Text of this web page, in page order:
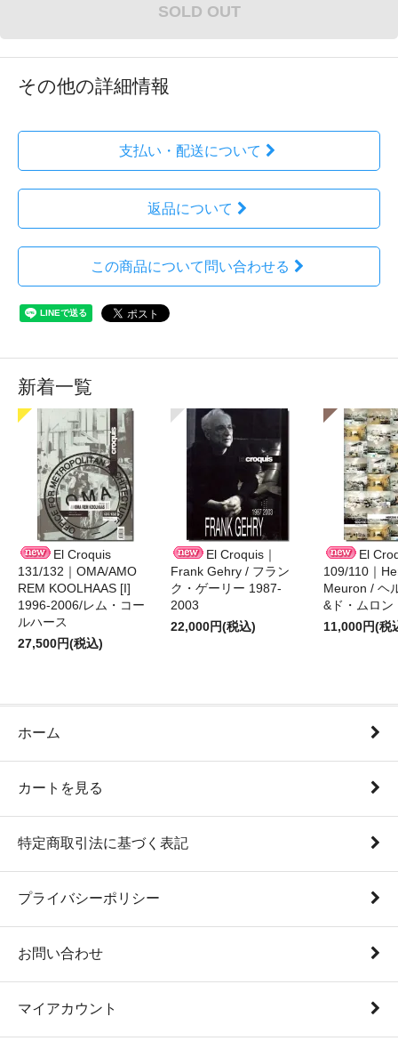
SOLD OUT
その他の詳細情報
支払い・配送について
返品について
この商品について問い合わせる
新着一覧
El Croquis
131/132｜OMA/AMO
REM KOOLHAAS [I]
1996-2006/レム・コー
ルハース
27,500円(税込)
El Croquis｜
Frank Gehry / フラン
ク・ゲーリー 1987-
2003
22,000円(税込)
El
109/110｜
Meuron / ヘ
&ド・ムロ
11,000円(税
ホーム
カートを見る
特定商取引法に基づく表記
プライバシーポリシー
お問い合わせ
マイアカウント